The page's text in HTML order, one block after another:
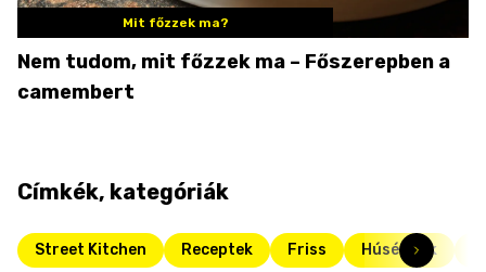
Mit főzzek ma?
Nem tudom, mit főzzek ma – Főszerepben a
camembert
Címkék, kategóriák
Street Kitchen Receptek Friss Húsételek